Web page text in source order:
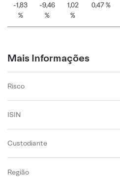
-1,83
%
-9,46
%
1,02
%
0,47 %
Mais Informações
Risco
ISIN
Custodiante
Região